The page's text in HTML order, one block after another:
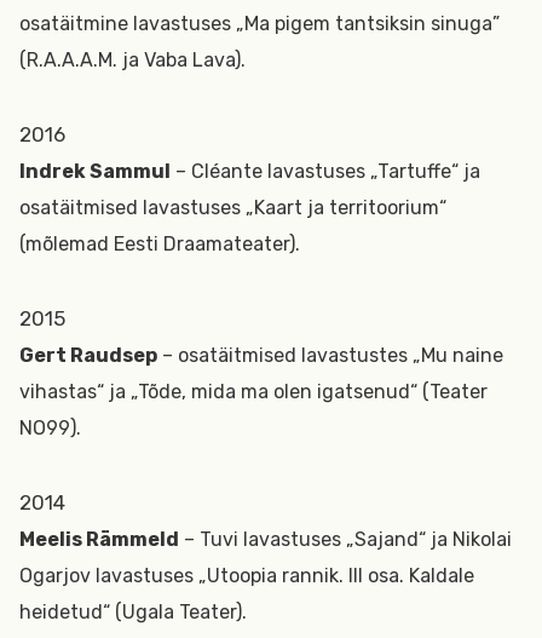
osatäitmine lavastuses „Ma pigem tantsiksin sinuga”
(R.A.A.A.M. ja Vaba Lava).
2016
Indrek Sammul – Cléante lavastuses „Tartuffe“ ja
osatäitmised lavastuses „Kaart ja territoorium“
(mõlemad Eesti Draamateater).
2015
Gert Raudsep – osatäitmised lavastustes „Mu naine
vihastas“ ja „Tõde, mida ma olen igatsenud“ (Teater
NO99).
2014
Meelis Rämmeld – Tuvi lavastuses „Sajand“ ja Nikolai
Ogarjov lavastuses „Utoopia rannik. III osa. Kaldale
heidetud“ (Ugala Teater).